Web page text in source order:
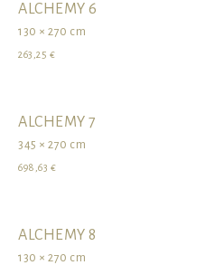
ALCHEMY 6
130 × 270 cm
263,25 €
ALCHEMY 7
345 × 270 cm
698,63 €
ALCHEMY 8
130 × 270 cm